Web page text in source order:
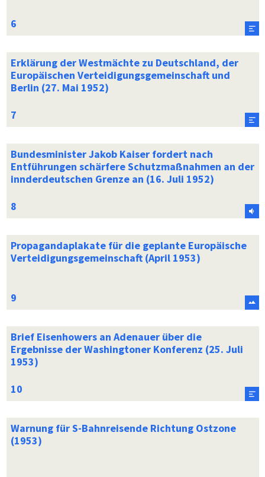
Erklärung der Westmächte zu Deutschland, der
Europäischen Verteidigungsgemeinschaft und
Berlin (27. Mai 1952)
Bundesminister Jakob Kaiser fordert nach
Entführungen schärfere Schutzmaßnahmen an der
innderdeutschen Grenze an (16. Juli 1952)
Propagandaplakate für die geplante Europäische
Verteidigungsgemeinschaft (April 1953)
Brief Eisenhowers an Adenauer über die
Ergebnisse der Washingtoner Konferenz (25. Juli
1953)
Warnung für S-Bahnreisende Richtung Ostzone
(1953)